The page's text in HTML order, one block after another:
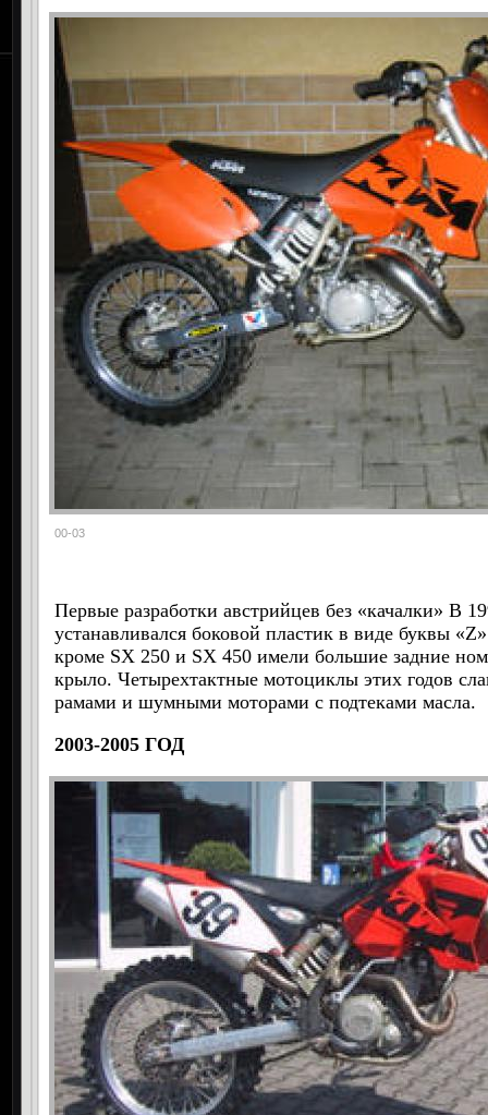
00-03
Первые разработки австрийцев без «качалки» В
устанавливался боковой пластик в виде буквы «Z
кроме SX 250 и SX 450 имели большие задние
крыло. Четырехтактные мотоциклы этих годов
рамами и шумными моторами с подтеками масла.
2003-2005 ГОД